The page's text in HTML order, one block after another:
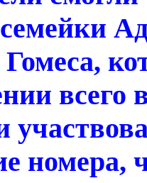
всего
номера,